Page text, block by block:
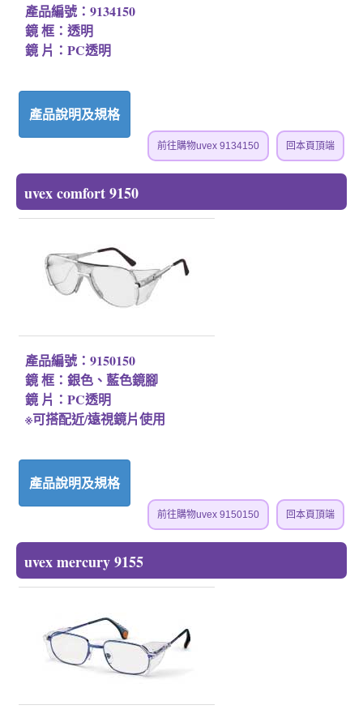
產品編號：9134150
鏡 框：透明
鏡 片：PC透明
產品說明及規格
前往購物uvex 9134150 回本頁頂端
uvex comfort 9150
產品編號：9150150
鏡 框：銀色、藍色鏡腳
鏡 片：PC透明
※可搭配近/遠視鏡片使用
產品說明及規格
前往購物uvex 9150150 回本頁頂端
uvex mercury 9155